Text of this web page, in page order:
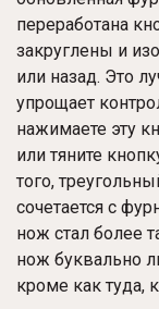
переработана
закруглены и
или назад. Это
упрощает
нажимаете эту
или тяните
того,
сочетается с
нож стал более
нож буквально
кроме как туда,